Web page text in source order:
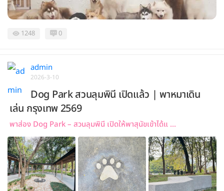
1248 0
admin
2026-3-10
Dog Park สวนลุมพินี เปิดแล้ว | พาหมาเดิน
เล่น กรุงเทพ 2569
พาส่อง Dog Park – สวนลุมพินี เปิดให้พาสุนัขเข้าได้แ ...